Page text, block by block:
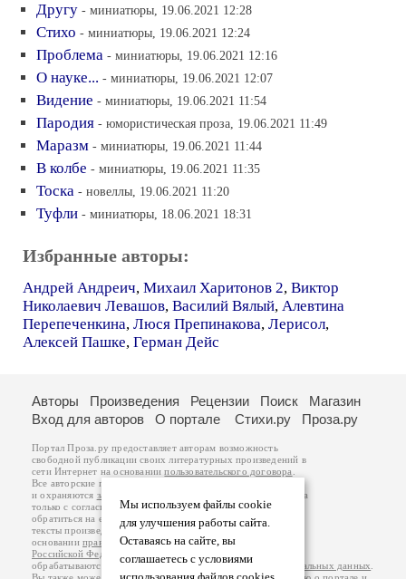
Другу - миниатюры, 19.06.2021 12:28
Стихо - миниатюры, 19.06.2021 12:24
Проблема - миниатюры, 19.06.2021 12:16
О науке... - миниатюры, 19.06.2021 12:07
Видение - миниатюры, 19.06.2021 11:54
Пародия - юмористическая проза, 19.06.2021 11:49
Маразм - миниатюры, 19.06.2021 11:44
В колбе - миниатюры, 19.06.2021 11:35
Тоска - новеллы, 19.06.2021 11:20
Туфли - миниатюры, 18.06.2021 18:31
Избранные авторы:
Андрей Андреич, Михаил Харитонов 2, Виктор
Николаевич Левашов, Василий Вялый, Алевтина
Перепеченкина, Люся Препинакова, Лерисол,
Алексей Пашке, Герман Дейс
Мы используем файлы cookie
для улучшения работы сайта.
Оставаясь на сайте, вы
соглашаетесь с условиями
Авторы Произведения Рецензии Поиск
Магазин
Вход для авторов
О портале Стихи.ру Проза.ру
Портал Проза.ру предоставляет авторам возможность
свободной публикации своих литературных произведений в
сети Интернет на основаниипользовательского договора
Все авторские права на произведения принадлежат авторам
и охраняются законом
. Перепечатка произведений возможна
только с согласия его автора, к которому вы можете
обратиться на его авторской странице. Ответственность за
тексты произведений авторы несут самостоятельно на
основанииправил публикацииизаконодательства
Российской Федерации
обрабатываются на основанииПолитики обработки персональных данных